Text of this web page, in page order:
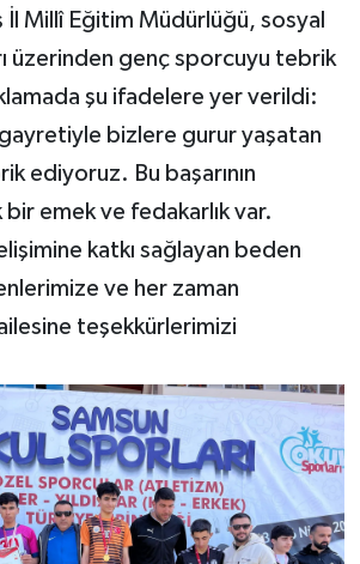
İl Millî Eğitim Müdürlüğü, sosyal
üzerinden genç sporcuyu tebrik
şu ifadelere yer verildi:
bizlere gurur yaşatan
ediyoruz. Bu başarının
bir emek ve fedakarlık var.
katkı sağlayan beden
ve her zaman
teşekkürlerimizi